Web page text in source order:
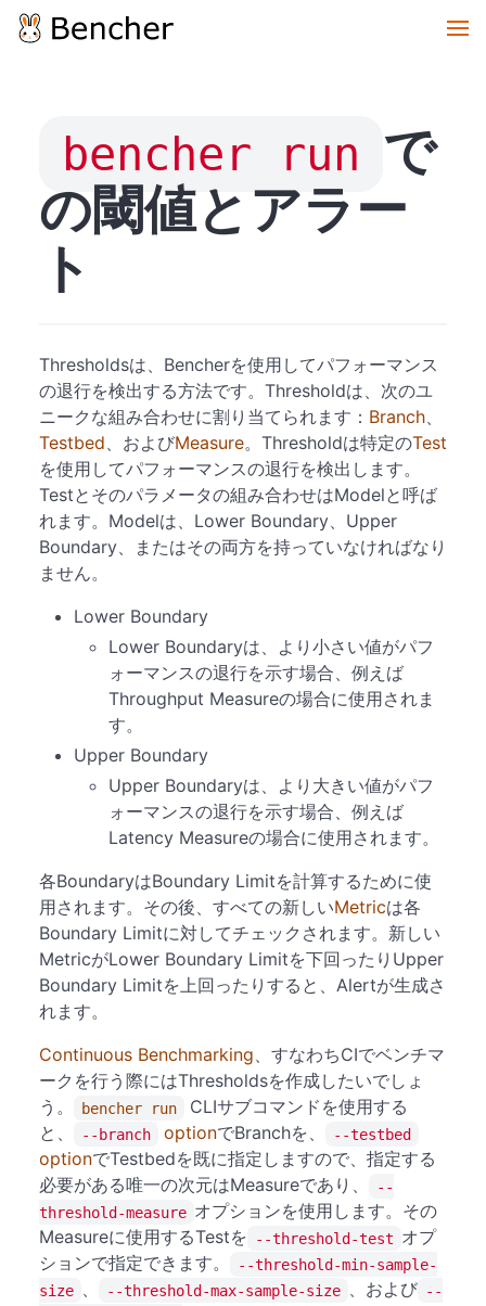
bencher run で
の閾値とアラー
ト
Thresholdsは、Bencherを使用してパフォーマンス
の退行を検出する方法です。Thresholdは、次のユ
ニークな組み合わせに割り当てられます： Branch、
Testbed、およびMeasure。Thresholdは特定のTest
を使用してパフォーマンスの退行を検出します。
Testとそのパラメータの組み合わせはModelと呼ば
れます。Modelは、Lower Boundary、Upper
Boundary、またはその両方を持っていなければなり
ません。
Lower Boundary
Lower Boundaryは、より小さい値がパフ
ォーマンスの退行を示す場合、例えば
Throughput Measureの場合に使用されま
す。
Upper Boundary
Upper Boundaryは、より大きい値がパフ
ォーマンスの退行を示す場合、例えば
Latency Measureの場合に使用されます。
各BoundaryはBoundary Limitを計算するために使
用されます。その後、すべての新しいMetricは各
Boundary Limitに対してチェックされます。新しい
MetricがLower Boundary Limitを下回ったりUpper
Boundary Limitを上回ったりすると、Alertが生成さ
れます。
Continuous Benchmarking、すなわちCIでベンチマ
ークを行う際にはThresholdsを作成したいでしょ
う。
bencher run
CLIサブコマンドを使用する
と、
--branch optionでBranchを、 --testbed
optionでTestbedを既に指定しますので、指定する
必要がある唯一の次元はMeasureであり、
--
threshold-measure オプションを使用します。その
Measureに使用するTestを
--threshold-test オプ
ションで指定できます。
--threshold-min-sample-
size 、 --threshold-max-sample-size 、および --